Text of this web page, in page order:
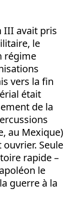
III avait pris
le
régime
vers la fin
était
de la
au Mexique)
Seule
rapide –
le
guerre à la